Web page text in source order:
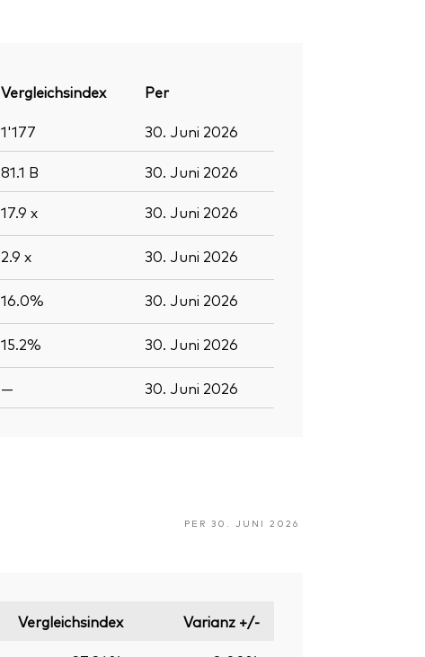
Vergleichsindex
Per
1'177 30. Juni 2026
81.1 B 30. Juni 2026
17.9 x 30. Juni 2026
2.9 x 30. Juni 2026
16.0% 30. Juni 2026
15.2% 30. Juni 2026
— 30. Juni 2026
PER 30. JUNI 2026
Vergleichsindex
Varianz +/-